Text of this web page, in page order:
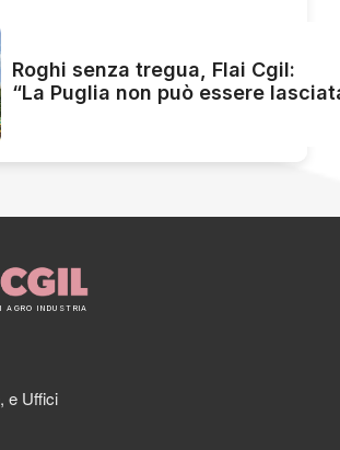
Roghi senza tregua, Flai Cgil:
“La Puglia non può essere
AGRO INDUSTRIA
e Uffici